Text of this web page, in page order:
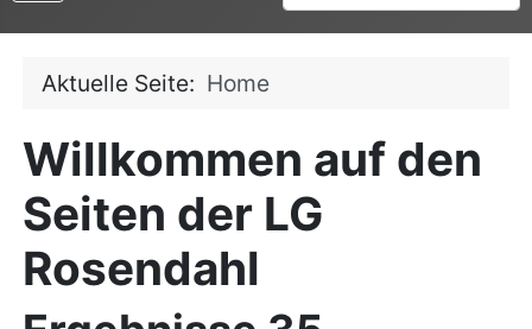
Aktuelle Seite: Home
Willkommen auf den
Seiten der LG
Rosendahl